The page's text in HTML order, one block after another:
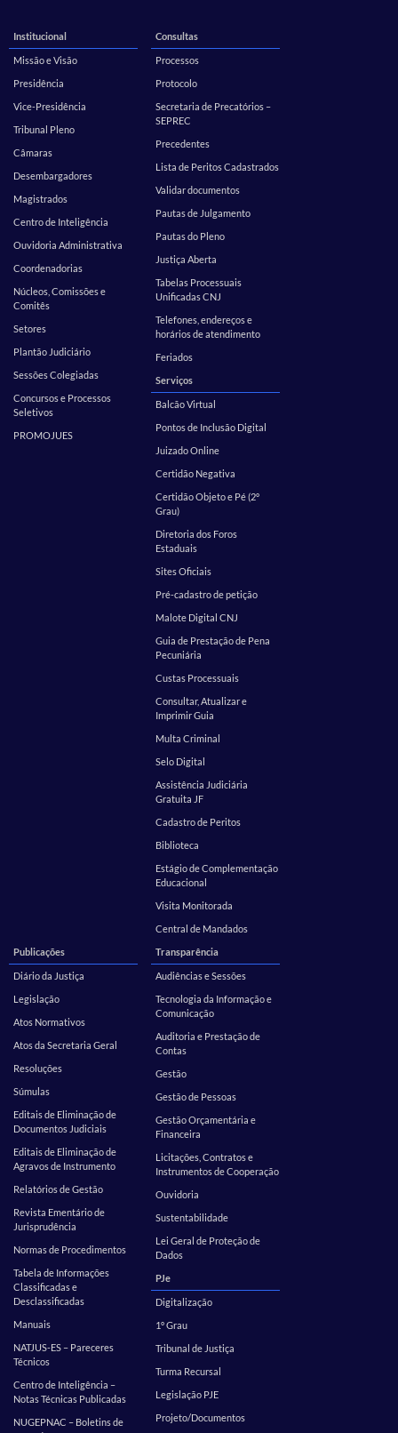
Institucional
Missão e Visão
Presidência
Vice-Presidência
Tribunal Pleno
Câmaras
Desembargadores
Magistrados
Centro de Inteligência
Ouvidoria Administrativa
Coordenadorias
Núcleos, Comissões e
Comitês
Setores
Plantão Judiciário
Sessões Colegiadas
Concursos e Processos
Seletivos
PROMOJUES
Consultas
Processos
Protocolo
Secretaria de Precatórios –
SEPREC
Precedentes
Lista de Peritos Cadastrados
Validar documentos
Pautas de Julgamento
Pautas do Pleno
Justiça Aberta
Tabelas Processuais
Unificadas CNJ
Telefones, endereços e
horários de atendimento
Feriados
Serviços
Balcão Virtual
Pontos de Inclusão Digital
Juizado Online
Certidão Negativa
Certidão Objeto e Pé (2º
Grau)
Diretoria dos Foros
Estaduais
Sites Oficiais
Pré-cadastro de petição
Malote Digital CNJ
Guia de Prestação de Pena
Pecuniária
Custas Processuais
Consultar, Atualizar e
Imprimir Guia
Multa Criminal
Selo Digital
Assistência Judiciária
Gratuita JF
Cadastro de Peritos
Biblioteca
Estágio de Complementação
Educacional
Visita Monitorada
Central de Mandados
Publicações
Diário da Justiça
Legislação
Atos Normativos
Atos da Secretaria Geral
Resoluções
Súmulas
Editais de Eliminação de
Documentos Judiciais
Editais de Eliminação de
Agravos de Instrumento
Relatórios de Gestão
Revista Ementário de
Jurisprudência
Normas de Procedimentos
Tabela de Informações
Classificadas e
Desclassificadas
Manuais
NATJUS-ES – Pareceres
Técnicos
Centro de Inteligência –
Notas Técnicas Publicadas
NUGEPNAC – Boletins de
Transparência
Audiências e Sessões
Tecnologia da Informação e
Comunicação
Auditoria e Prestação de
Contas
Gestão
Gestão de Pessoas
Gestão Orçamentária e
Financeira
Licitações, Contratos e
Instrumentos de Cooperação
Ouvidoria
Sustentabilidade
Lei Geral de Proteção de
Dados
PJe
Digitalização
1º Grau
Tribunal de Justiça
Turma Recursal
Legislação PJE
Projeto/Documentos